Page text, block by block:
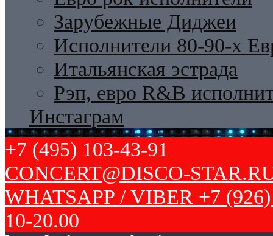
Зарубежные Диджеи
Исполнители 80-90-х
Итальянская эстрада
Рэп, евро R&B
Инстаграм
+7 (495) 103-43-91
CONCERT@DISCO-
WHATSAPP / VIBER +7
10-20.00